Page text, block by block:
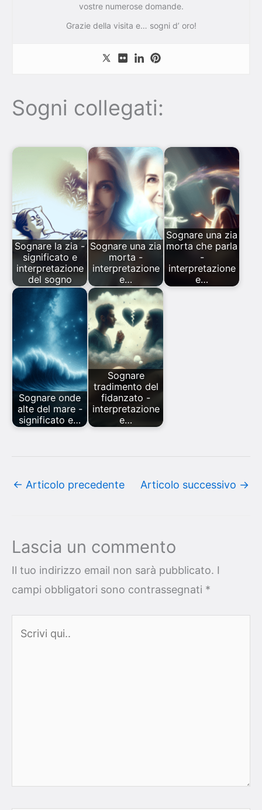
vostre numerose domande.
Grazie della visita e… sogni d’ oro!
Sogni collegati:
Sognare la zia -
significato e
interpretazione
del sogno
Sognare una zia
morta -
interpretazione
e…
Sognare una zia
morta che parla
-
interpretazione
e…
Sognare onde
alte del mare -
significato e…
Sognare
tradimento del
fidanzato -
interpretazione
e…
← Articolo precedente Articolo successivo →
Lascia un commento
Il tuo indirizzo email non sarà pubblicato. I
campi obbligatori sono contrassegnati *